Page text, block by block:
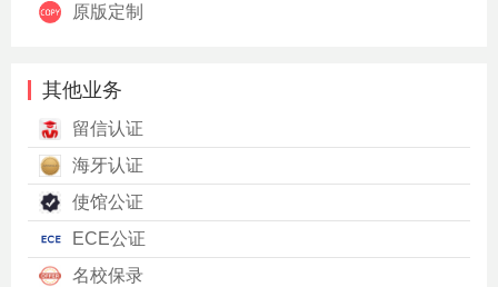
原版定制
其他业务
留信认证
海牙认证
使馆公证
ECE公证
名校保录